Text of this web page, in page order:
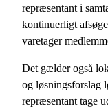
repræsentant i
kontinuerligt
varetager
Det gælder også
og løsningsforslag
repræsentant tage